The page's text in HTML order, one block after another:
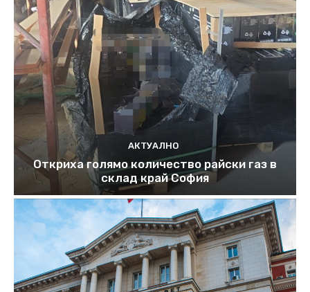
АКТУАЛНО
Откриха голямо количество райски газ в
склад край София